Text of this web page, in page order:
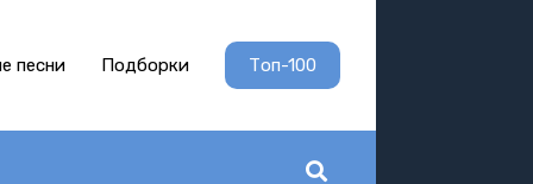
песни Подборки Топ-100